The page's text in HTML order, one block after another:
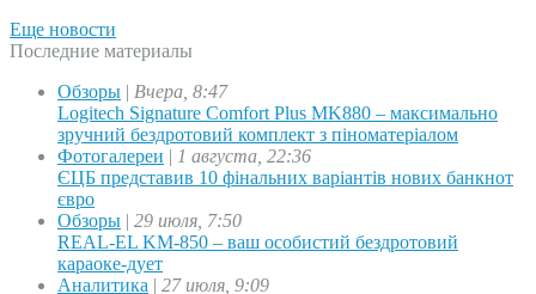
Еще новости
Последние материалы
Обзоры | Вчера, 8:47
Logitech Signature Comfort Plus MK880 – максимально
зручний бездротовий комплект з піноматеріалом
Фотогалереи | 1 августа, 22:36
ЄЦБ представив 10 фінальних варіантів нових банкнот
євро
Обзоры | 29 июля, 7:50
REAL-EL KM-850 – ваш особистий бездротовий
караоке-дует
Аналитика | 27 июля, 9:09